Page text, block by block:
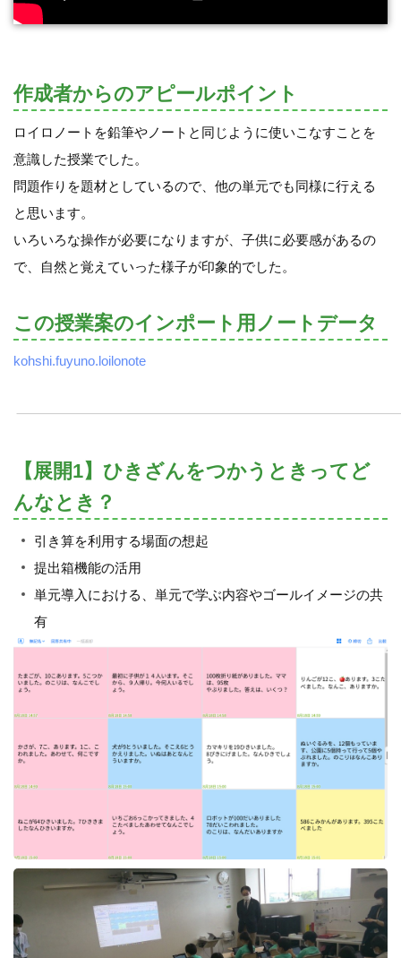
作成者からのアピールポイント
ロイロノートを鉛筆やノートと同じように使いこなすことを
意識した授業でした。
問題作りを題材としているので、他の単元でも同様に行える
と思います。
いろいろな操作が必要になりますが、子供に必要感があるの
で、自然と覚えていった様子が印象的でした。
この授業案のインポート用ノートデータ
kohshi.fuyuno.loilonote
【展開1】ひきざんをつかうときってど
んなとき？
引き算を利用する場面の想起
提出箱機能の活用
単元導入における、単元で学ぶ内容やゴールイメージの共
有